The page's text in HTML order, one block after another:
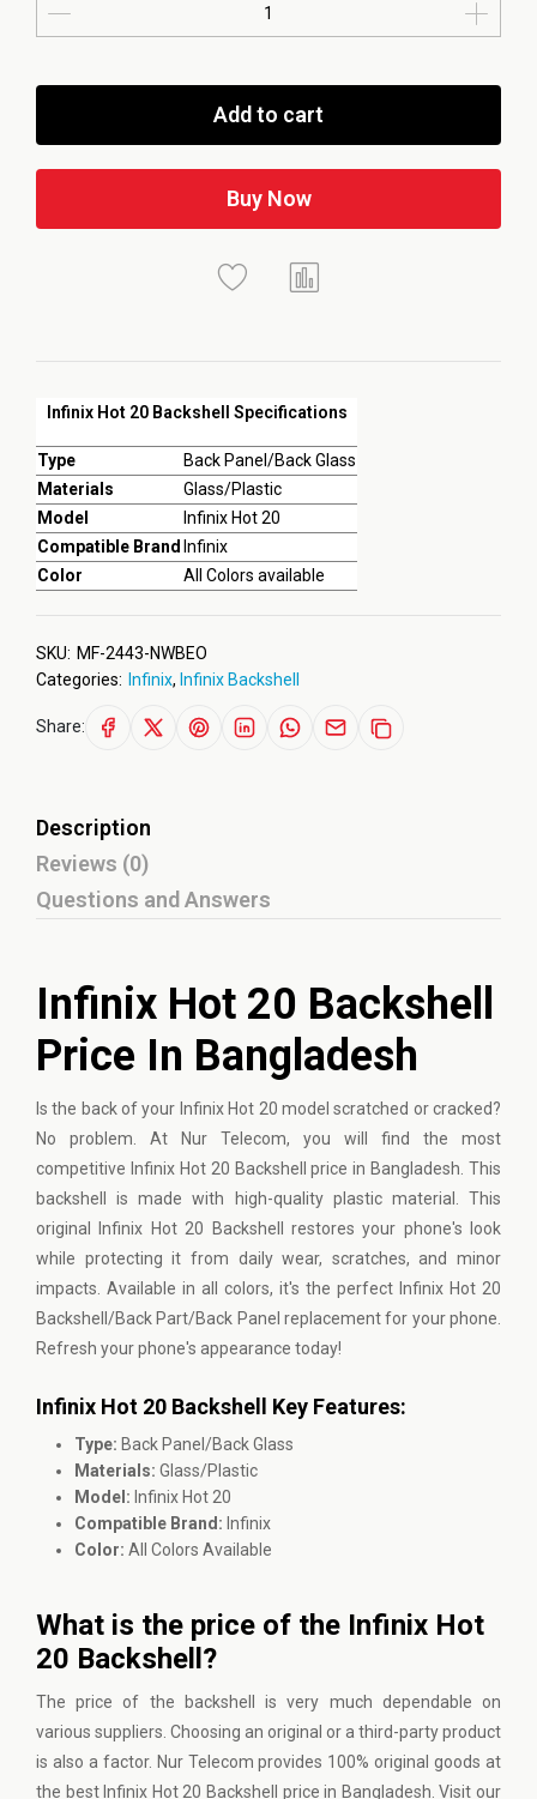
Infinix Hot 20 Backshell Specifications
Type
Back Panel/Back Glass
Materials
Glass/Plastic
Model
Infinix Hot 20
Compatible Brand Infinix
Color
All Colors available
Add to cart
Buy Now
SKU: MF-2443-NWBEO
Categories: Infinix, Infinix Backshell
Share:
Description
Reviews (0)
Questions and Answers
Infinix Hot 20 Backshell
Price In Bangladesh
Is the back of your Infinix Hot 20 model scratched or cracked?
No problem. At Nur Telecom, you will find the most
competitive Infinix Hot 20 Backshell price in Bangladesh. This
backshell is made with high-quality plastic material. This
original Infinix Hot 20 Backshell restores your phone's look
while protecting it from daily wear, scratches, and minor
impacts. Available in all colors, it's the perfect Infinix Hot 20
Backshell/Back Part/Back Panel replacement for your phone.
Refresh your phone's appearance today!
Infinix Hot 20 Backshell Key Features:
Type: Back Panel/Back Glass
Materials: Glass/Plastic
Model: Infinix Hot 20
Compatible Brand: Infinix
Color: All Colors Available
What is the price of the Infinix Hot
20 Backshell?
The price of the backshell is very much dependable on
various suppliers. Choosing an original or a third-party product
is also a factor. Nur Telecom provides 100% original goods at
the best Infinix Hot 20 Backshell price in Bangladesh. Visit our